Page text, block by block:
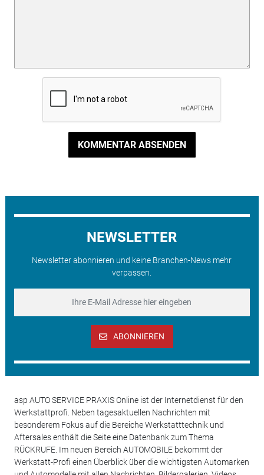
KOMMENTAR ABSENDEN
NEWSLETTER
Newsletter abonnieren und keine Branchen-News mehr
verpassen.
ABONNIEREN
asp AUTO SERVICE PRAXIS Online ist der Internetdienst für den
Werkstattprofi. Neben tagesaktuellen Nachrichten mit
besonderem Fokus auf die Bereiche Werkstatttechnik und
Aftersales enthält die Seite eine Datenbank zum Thema
RÜCKRUFE. Im neuen Bereich AUTOMOBILE bekommt der
Werkstatt-Profi einen Überblick über die wichtigsten Automarken